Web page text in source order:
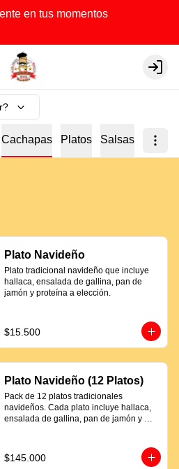
en tus momentos
Login
Cachapas Platos Salsas
Plato Navideño
Plato tradicional navideño que incluye
hallaca, ensalada de gallina, pan de
jamón y proteína a elección.
$15.500
Plato Navideño (12 Platos)
Pack de 12 platos tradicionales
navideños. Cada plato incluye hallaca,
ensalada de gallina, pan de jamón y
$145.000